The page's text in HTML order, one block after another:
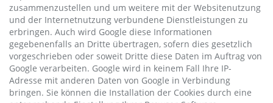
zusammenzustellen und um weitere mit der Websitenutzung
und der Internetnutzung verbundene Dienstleistungen zu
erbringen. Auch wird Google diese Informationen
gegebenenfalls an Dritte übertragen, sofern dies gesetzlich
vorgeschrieben oder soweit Dritte diese Daten im Auftrag von
Google verarbeiten. Google wird in keinem Fall Ihre IP-
Adresse mit anderen Daten von Google in Verbindung
bringen. Sie können die Installation der Cookies durch eine